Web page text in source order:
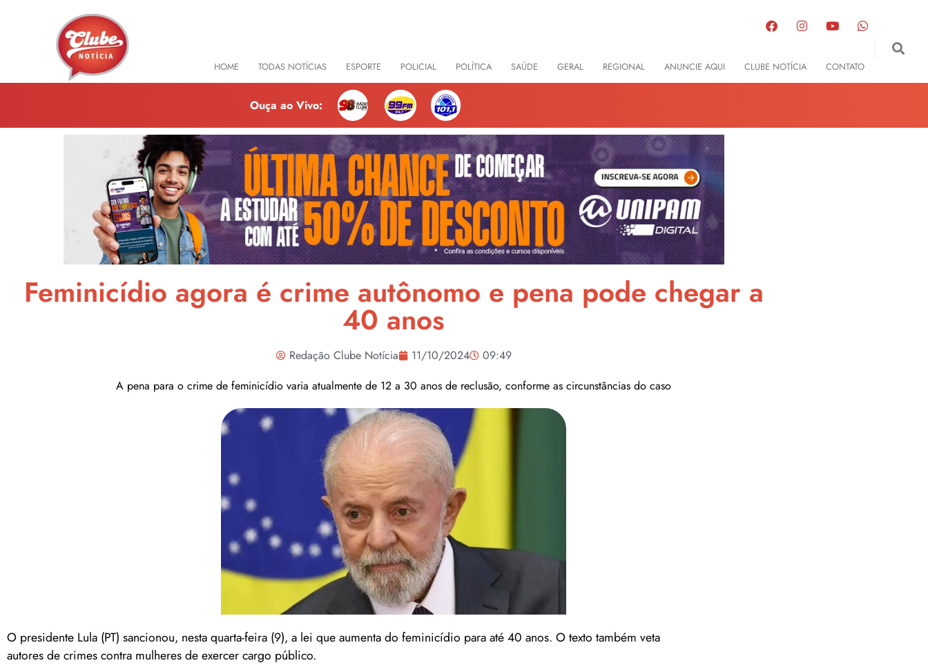
HOME TODAS NOTÍCIAS ESPORTE POLICIAL POLÍTICA SAÚDE GERAL REGIONAL ANUNCIE AQUI CLUBE NOTÍCIA CONTATO
Ouça ao Vivo:
Feminicídio agora é crime autônomo e pena pode chegar a
40 anos
Redação Clube Notícia 11/10/2024
09:49
A pena para o crime de feminicídio varia atualmente de 12 a 30 anos de reclusão, conforme as circunstâncias do caso
O presidente Lula (PT) sancionou, nesta quarta-feira (9), a lei que aumenta do feminicídio para até 40 anos. O texto também veta
autores de crimes contra mulheres de exercer cargo público.